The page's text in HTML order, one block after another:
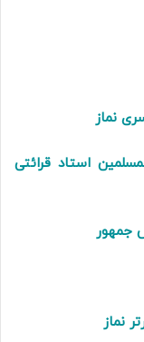
نماز
استاد قرائتی
جمهور
نماز